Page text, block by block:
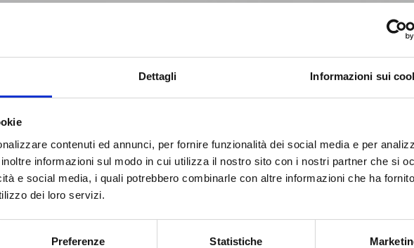
Dettagli Informazioni sui
contenuti ed annunci, per fornire funzionalità dei social media e per
informazioni sul modo in cui utilizza il nostro sito con i nostri partner che si
e social media, i quali potrebbero combinarle con altre informazioni che ha
dei loro servizi.
Preferenze Statistiche
– OBM
di legno distribuite su un
ferrosi, come chiodi o
espelle automaticamente i
prima. L'impiego dell'overbelt
fasi successive della
pericolose.